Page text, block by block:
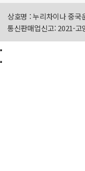
상호명 : 누리차이나 중국
통신판매업신고: 2021-고